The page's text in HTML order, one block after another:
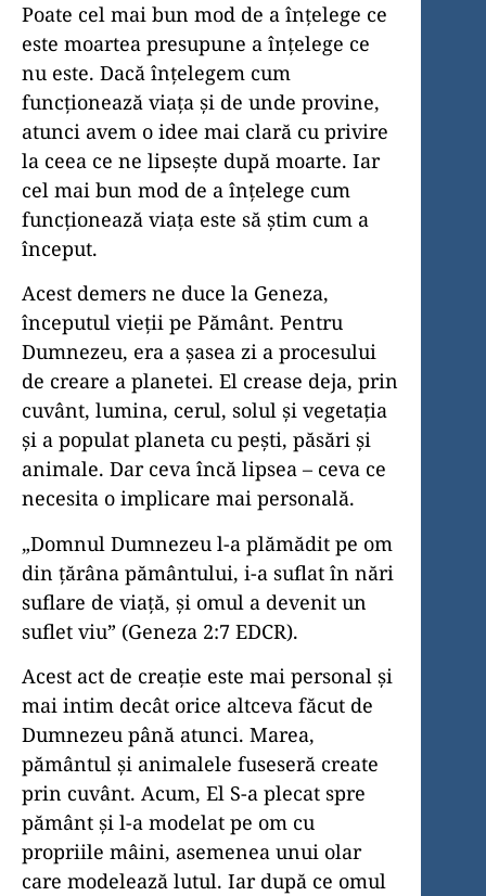
Poate cel mai bun mod de a înțelege ce
este moartea presupune a înțelege ce
nu este. Dacă înțelegem cum
funcționează viața și de unde provine,
atunci avem o idee mai clară cu privire
la ceea ce ne lipsește după moarte. Iar
cel mai bun mod de a înțelege cum
funcționează viața este să știm cum a
început.
Acest demers ne duce la Geneza,
începutul vieții pe Pământ. Pentru
Dumnezeu, era a șasea zi a procesului
de creare a planetei. El crease deja, prin
cuvânt, lumina, cerul, solul și vegetația
și a populat planeta cu pești, păsări și
animale. Dar ceva încă lipsea – ceva ce
necesita o implicare mai personală.
„Domnul Dumnezeu l-a plămădit pe om
din țărâna pământului, i-a suflat în nări
suflare de viață, și omul a devenit un
suflet viu” (Geneza 2:7 EDCR).
Acest act de creație este mai personal și
mai intim decât orice altceva făcut de
Dumnezeu până atunci. Marea,
pământul și animalele fuseseră create
prin cuvânt. Acum, El S-a plecat spre
pământ și l-a modelat pe om cu
propriile mâini, asemenea unui olar
care modelează lutul. Iar după ce omul